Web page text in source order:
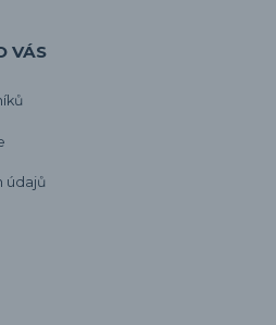
VÁS
údajů